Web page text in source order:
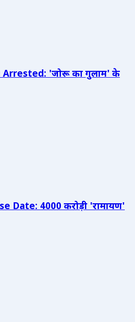
Arrested: 'जोरू का गुलाम' के
Date: 4000 करोड़ी 'रामायण'